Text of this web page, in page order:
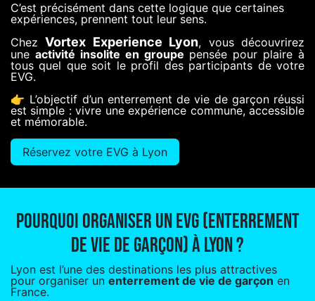
C’est précisément dans cette logique que certaines
expériences, prennent tout leur sens.
ChezVortex Experience Lyon, vous découvrirez
une activité insolite en groupe pensée pour plaire à
tous quel que soit le profil des participants de votre
EVG.
👉 L’objectif d’un enterrement de vie de garçon réussi
est simple : vivre une expérience commune, accessible
et mémorable.
Réservez votre EVG à Lyon
Pourquoi organiser un EVG (enterrement
de vie de garçon) à Lyon ?
Lyon est l’une des destinations les plus attractives
pour organiser un enterrement de vie de garçon en
France.